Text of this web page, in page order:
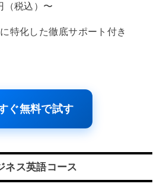
（税込）〜
特化した徹底サポート付き
ぐ無料で試す
ネス英語コース